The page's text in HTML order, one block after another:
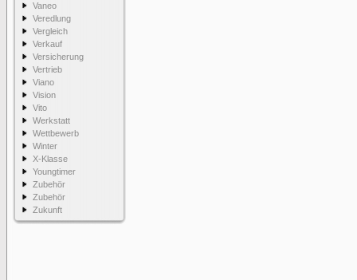
Vaneo
Veredlung
Vergleich
Verkauf
Versicherung
Vertrieb
Viano
Vision
Vito
Werkstatt
Wettbewerb
Winter
X-Klasse
Youngtimer
Zubehör
Zubehör
Zukunft